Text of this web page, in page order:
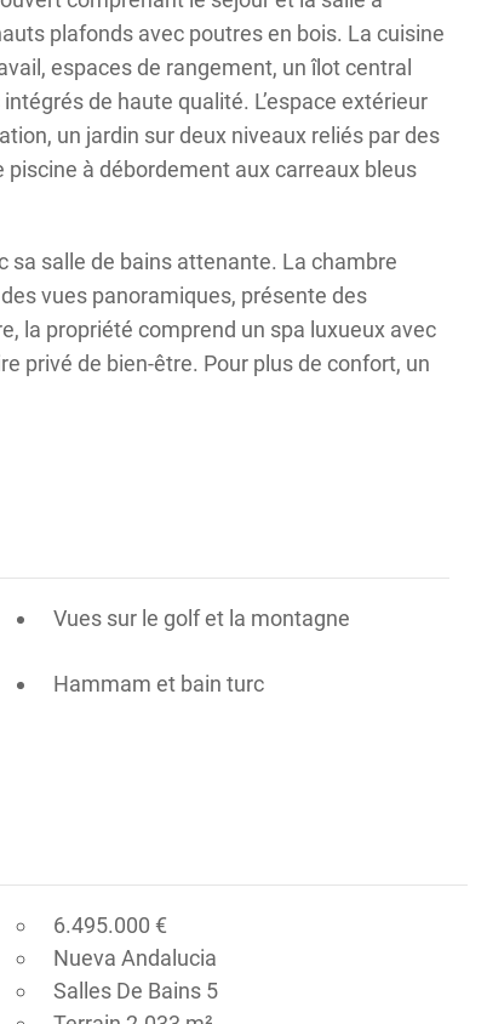
plafonds avec poutres en bois. La cuisine
espaces de rangement, un îlot central
de haute qualité. L’espace extérieur
un jardin sur deux niveaux reliés par des
piscine à débordement aux carreaux bleus
sa salle de bains attenante. La chambre
vues panoramiques, présente des
la propriété comprend un spa luxueux avec
privé de bien-être. Pour plus de confort, un
Vues sur le golf et la montagne
Hammam et bain turc
6.495.000 €
Nueva Andalucia
Salles De Bains 5